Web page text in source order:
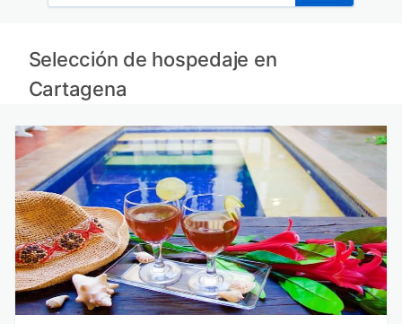
Selección de hospedaje en
Cartagena